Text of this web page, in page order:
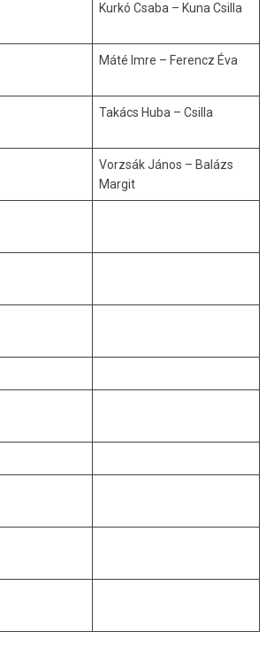
Kurkó Csaba – Kuna Csilla
Máté Imre – Ferencz Éva
Takács Huba – Csilla
Vorzsák János – Balázs
Margit